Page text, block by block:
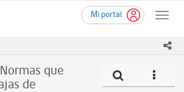
Mi portal
Toggle
que
de
icono